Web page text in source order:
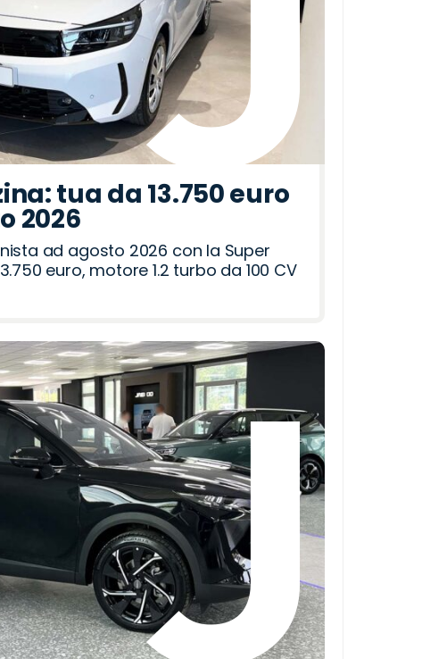
tua da 13.750 euro
2026
ad agosto 2026 con la Super
euro, motore 1.2 turbo da 100 CV